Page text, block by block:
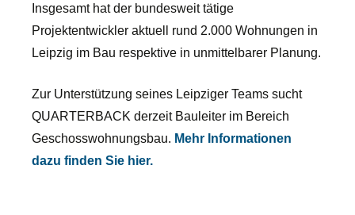
Insgesamt hat der bundesweit tätige
Projektentwickler aktuell rund 2.000 Wohnungen in
Leipzig im Bau respektive in unmittelbarer Planung.
Zur Unterstützung seines Leipziger Teams sucht
QUARTERBACK derzeit Bauleiter im Bereich
Geschosswohnungsbau. Mehr Informationen
dazu finden Sie hier.